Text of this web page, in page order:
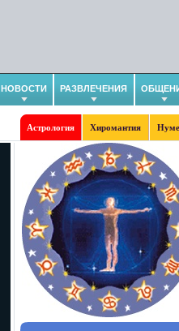
НОВОСТИ РАЗВЛЕЧЕНИЯ
Астрология Хиромантия